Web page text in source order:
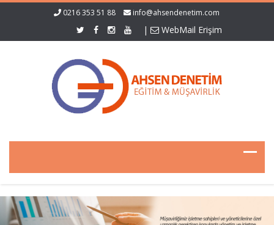
0216 353 51 88 info@ahsendenetim.com
| WebMail Erişim